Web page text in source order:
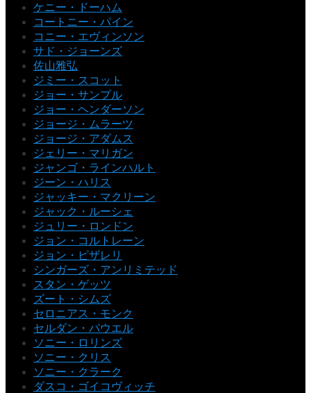
ケニー・ドーハム
コートニー・パイン
コニー・エヴィンソン
サド・ジョーンズ
佐山雅弘
ジミー・スコット
ジョー・サンプル
ジョー・ヘンダーソン
ジョージ・ムラーツ
ジョージ・アダムス
ジェリー・マリガン
ジャンゴ・ラインハルト
ジーン・ハリス
ジャッキー・マクリーン
ジャック・ルーシェ
ジュリー・ロンドン
ジョン・コルトレーン
ジョン・ピザレリ
シンガーズ・アンリミテッド
スタン・ゲッツ
ズート・シムズ
セロニアス・モンク
セルダン・パウエル
ソニー・ロリンズ
ソニー・クリス
ソニー・クラーク
ダスコ・ゴイコヴィッチ